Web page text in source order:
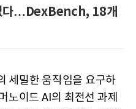
다…DexBench, 18개
세밀한 움직임을 요구하
노이드 AI의 최전선 과제